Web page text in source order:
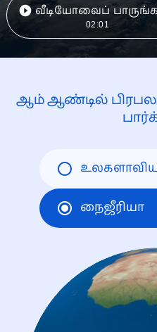
வீடியோவைப்
02:01
ஆம் ஆண்டில்
நைஜீரியா